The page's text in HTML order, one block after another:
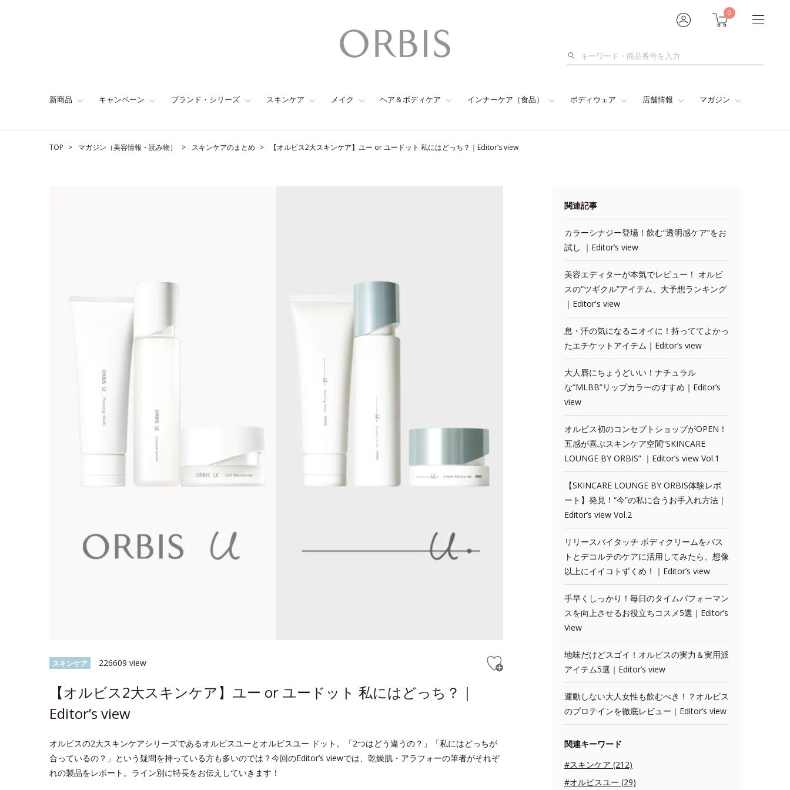
0
検
新商品 キャンペーン ブランド・シリーズ スキンケア メイク ヘア＆ボディケア インナーケア（食品） ボディウェア 店舗情報 マガジン
TOP マガジン（美容情報・読み物） スキンケアのまとめ 【オルビス2大スキンケア】ユー or ユードット 私にはどっち？｜Editor’s view
スキンケア 226609 view
【オルビス2大スキンケア】ユー or ユードット 私にはどっち？｜
Editor’s view
オルビスの2大スキンケアシリーズであるオルビスユーとオルビスユー ドット。「2つはどう違うの？」「私にはどっちが
合っているの？」という疑問を持っている方も多いのでは？今回のEditor’s viewでは、乾燥肌・アラフォーの筆者がそれぞ
れの製品をレポート。ライン別に特長をお伝えしていきます！
関連記事
カラーシナジー登場！飲む“透明感ケア”をお
試し ｜Editor’s view
美容エディターが本気でレビュー！ オルビ
スの“ツギクル”アイテム、大予想ランキング
｜Editor's view
息・汗の気になるニオイに！持っててよかっ
たエチケットアイテム｜Editor’s view
大人唇にちょうどいい！ナチュラル
な“MLBB”リップカラーのすすめ｜Editor’s
view
オルビス初のコンセプトショップがOPEN！
五感が喜ぶスキンケア空間“SKINCARE
LOUNGE BY ORBIS” ｜Editor’s view Vol.1
【SKINCARE LOUNGE BY ORBIS体験レポ
ート】発見！“今”の私に合うお手入れ方法｜
Editor’s view Vol.2
リリースバイタッチ ボディクリームをバス
トとデコルテのケアに活用してみたら、想像
以上にイイコトずくめ！｜Editor’s view
手早くしっかり！毎日のタイムパフォーマン
スを向上させるお役立ちコスメ5選｜Editor’s
View
地味だけどスゴイ！オルビスの実力＆実用派
アイテム5選｜Editor’s view
運動しない大人女性も飲むべき！？オルビス
のプロテインを徹底レビュー｜Editor‘s view
関連キーワード
#スキンケア (212)
#オルビスユー (29)